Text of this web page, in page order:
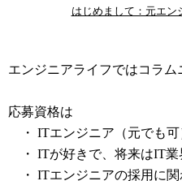
はじめまして：元エン
エンジニアライフではコラム
応募資格は
・ ITエンジニア（元でも可
・ ITが好きで、将来はIT業
・ ITエンジニアの採用に関